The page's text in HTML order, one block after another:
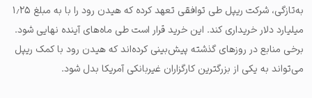
به‌تازگی، شرکت ریپل طی توافقی تعهد کرده که هیدن رود را با به مبلغ ۱٫۲۵
میلیارد دلار خریداری کند. این خرید قرار است طی ماه‌های آینده نهایی شود.
برخی منابع در روزهای گذشته پیش‌بینی کرده‌اند که هیدن رود با کمک ریپل
می‌تواند به یکی از بزرگترین کارگزاران غیربانکی آمریکا بدل شود.